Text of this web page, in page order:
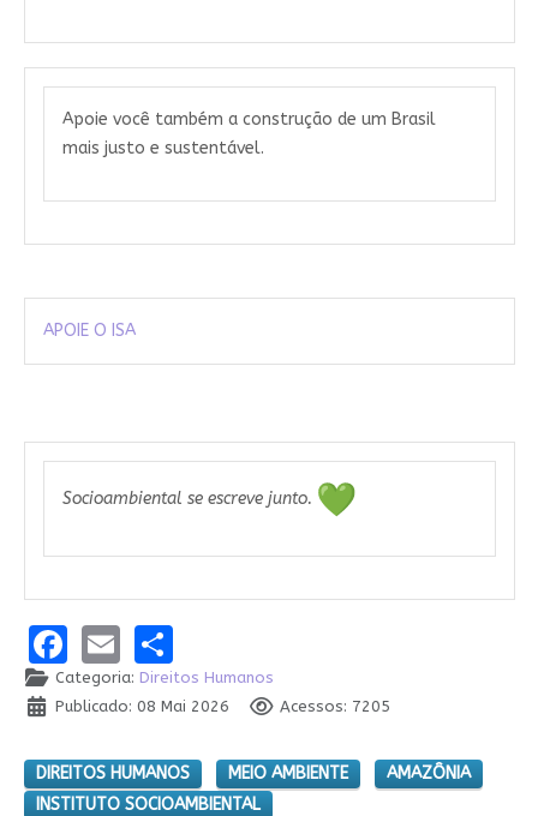
Apoie você também a construção de um Brasil
mais justo e sustentável.
APOIE O ISA
Socioambiental se escreve junto.
Facebook
EmailShare
Categoria: Direitos Humanos
Publicado: 08 Mai 2026
Acessos: 7205
DIREITOS HUMANOS MEIO AMBIENTE
AMAZÔNIA
INSTITUTO SOCIOAMBIENTAL